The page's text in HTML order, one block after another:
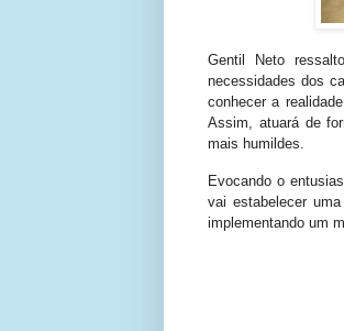
Gentil Neto
necessidades dos
conhecer a
Assim, atuará de
mais humildes.
Evocando o
vai estabelecer
implementando um